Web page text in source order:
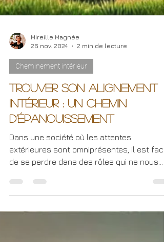
Mireille Magnée
26 nov. 2024
2 min de lecture
Cheminement intérieur
Trouver son alignement
intérieur : un chemin
d’épanouissement
Dans une société où les attentes
extérieures sont omniprésentes, il est